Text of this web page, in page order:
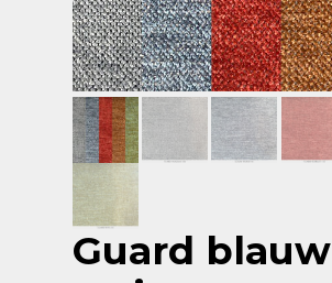
Guard blauw